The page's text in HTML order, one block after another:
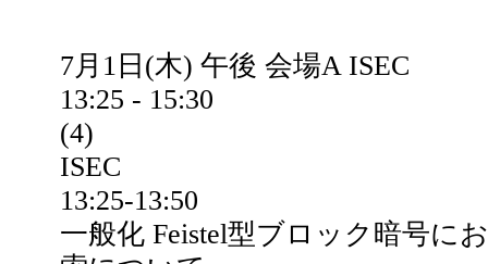
7月1日(木) 午後 会場A ISEC
13:25 - 15:30
(4)
ISEC
13:25-13:50
一般化 Feistel型ブロック暗号に